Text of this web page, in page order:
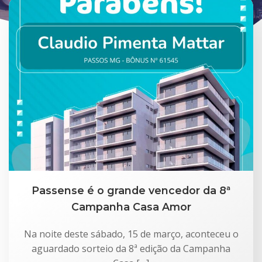
Passense é o grande vencedor da 8ª
Campanha Casa Amor
Na noite deste sábado, 15 de março, aconteceu o
aguardado sorteio da 8ª edição da Campanha